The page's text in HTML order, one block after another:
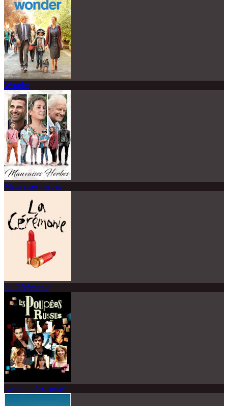
Wonder
Mauvaises herbes
La Cérémonie
Les Poupées russes